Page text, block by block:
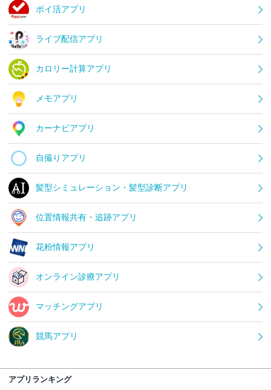
ポイ活アプリ
ライブ配信アプリ
カロリー計算アプリ
メモアプリ
カーナビアプリ
自撮りアプリ
髪型シミュレーション・髪型診断アプリ
位置情報共有・追跡アプリ
花粉情報アプリ
オンライン診療アプリ
マッチングアプリ
競馬アプリ
アプリランキング